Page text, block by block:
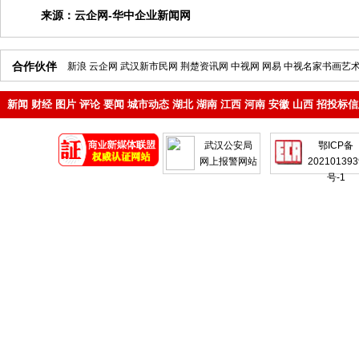
来源： 云企网-华中企业新闻网
合作伙伴 新浪 云企网 武汉新市民网 荆楚资讯网 中视网 网易 中视名家书画艺
新闻 财经 图片 评论 要闻 城市动态 湖北 湖南 江西 河南 安徽 山西 招投标
武汉公安局
网上报警网站
鄂ICP备
号-1